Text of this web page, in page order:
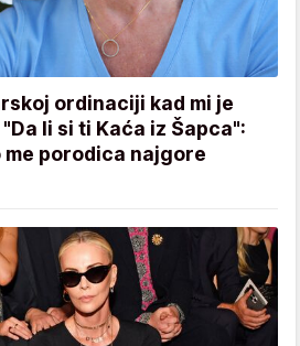
ordinaciji kad mi je
li si ti Kaća iz Šapca":
me porodica najgore